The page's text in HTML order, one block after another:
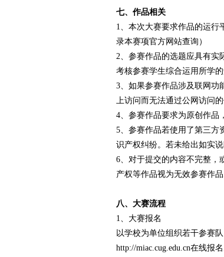
七、作品相关
1、本次大赛要求作品的运行
录本赛项官方网站查询）
2、参赛作品的选题应具有实
考核参赛学生综合运用所学
3、如果参赛作品涉及联网功
上访问而无法通过公网访问
4、参赛作品要求为原创作品
5、参赛作品若使用了第三方
识产权纠纷。若未给出如实
6、对于提交的内容不完整，
产权等作品视为无效参赛作品
八、大赛流程
1、 大赛报名
以学校为单位组织若干参赛
http://miac.cug.edu.cn在线报